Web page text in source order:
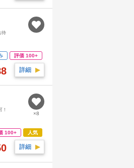
待
評価 100+
詳細 ▶︎
100+ 人気
詳細 ▶︎
×8